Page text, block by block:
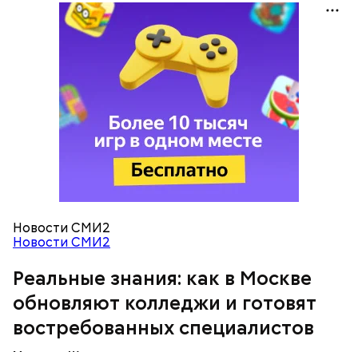
Новости СМИ2
Новости СМИ2
Реальные знания: как в Москве
обновляют колледжи и готовят
востребованных специалистов
Как на производстве
— Очень красивые локации и столько полезных
знаний! — поделилась ученица 10 «В» класса Елена